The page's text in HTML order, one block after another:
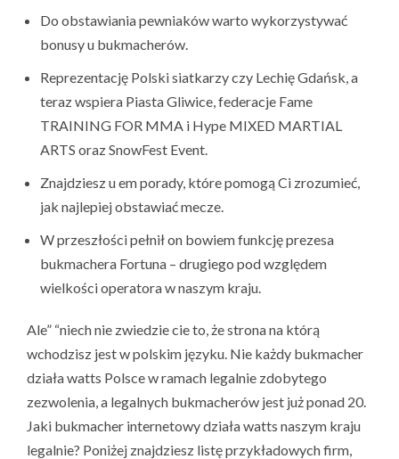
Do obstawiania pewniaków warto wykorzystywać
bonusy u bukmacherów.
Reprezentację Polski siatkarzy czy Lechię Gdańsk, a
teraz wspiera Piasta Gliwice, federacje Fame
TRAINING FOR MMA i Hype MIXED MARTIAL
ARTS oraz SnowFest Event.
Znajdziesz u em porady, które pomogą Ci zrozumieć,
jak najlepiej obstawiać mecze.
W przeszłości pełnił on bowiem funkcję prezesa
bukmachera Fortuna – drugiego pod względem
wielkości operatora w naszym kraju.
Ale” “niech nie zwiedzie cie to, że strona na którą
wchodzisz jest w polskim języku. Nie każdy bukmacher
działa watts Polsce w ramach legalnie zdobytego
zezwolenia, a legalnych bukmacherów jest już ponad 20.
Jaki bukmacher internetowy działa watts naszym kraju
legalnie? Poniżej znajdziesz listę przykładowych firm,